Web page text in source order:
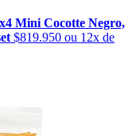
Mini Cocotte Negro,
$819.950 ou 12x de